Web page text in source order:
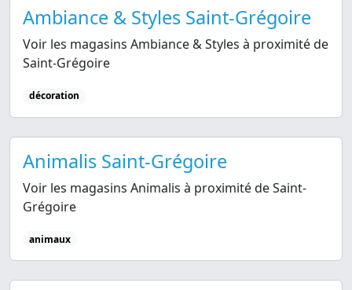
Ambiance & Styles Saint-Grégoire
Voir les magasins Ambiance & Styles à proximité de
Saint-Grégoire
décoration
Animalis Saint-Grégoire
Voir les magasins Animalis à proximité de Saint-
Grégoire
animaux